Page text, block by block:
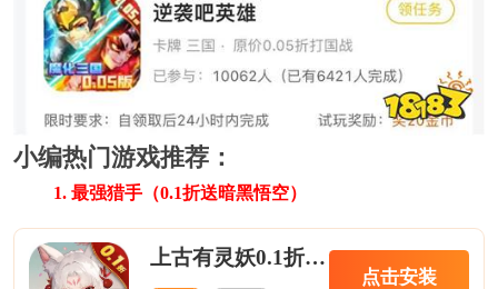
小编热门游戏推荐：
1. 最强猎手（0.1折送暗黑悟空）
上古有灵妖0.1折山海经送千抽
点击安装